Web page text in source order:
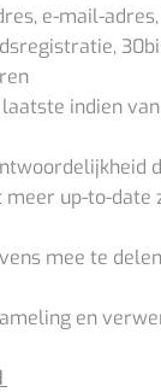
e-mail-
indien
up-to-
mee te
en